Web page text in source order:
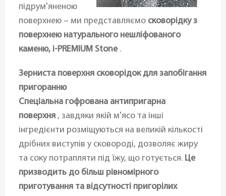
підрум'яненою
поверхнею – ми представляємо сковорідку з
поверхнею натурального нешліфованого
каменю, i-PREMIUM Stone.
Зерниста поверхня сковорідок для запобігання
пригоранню
Спеціальна гофрована антипригарна
поверхня , завдяки якій м'ясо та інші
інгредієнти розміщуються на великій кількості
дрібних виступів у сковороді, дозволяє жиру
та соку потрапляти під їжу, що готується. Це
призводить до більш рівномірного
приготування та відсутності пригорілих